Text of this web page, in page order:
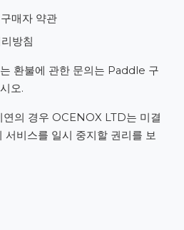
매자 약관
방침
환불에 관한 문의는 Paddle 구
오.
연의 경우 OCENOX LTD는 미결
서비스를 일시 중지할 권리를 보